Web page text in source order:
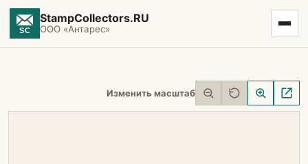
StampCollectors.RU
ООО «Антарес»
Изменить масштаб